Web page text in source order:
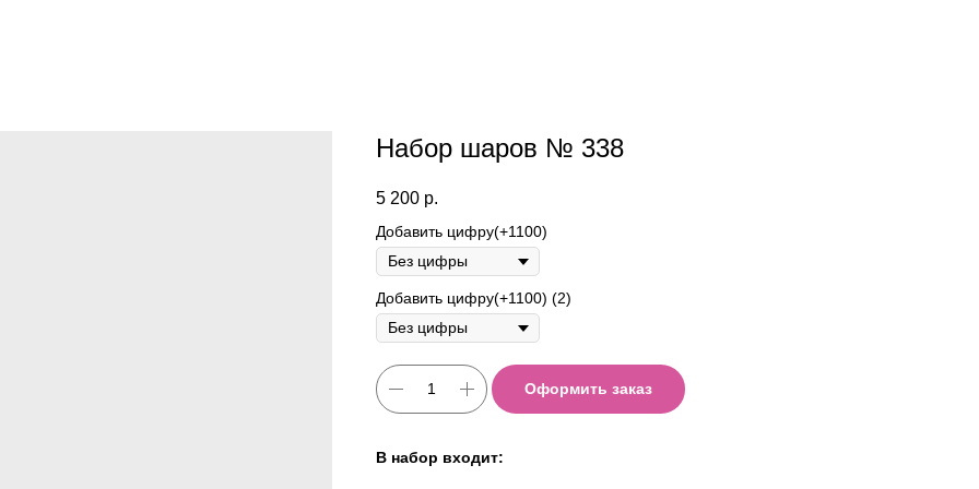
Набор шаров № 338
5 200 р.
Добавить цифру(+1100)
Добавить цифру(+1100) (2)
Оформить заказ
В набор входит: